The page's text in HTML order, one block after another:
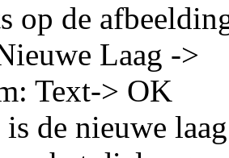
op de
Laag ->
Text-> OK
is de nieuwe